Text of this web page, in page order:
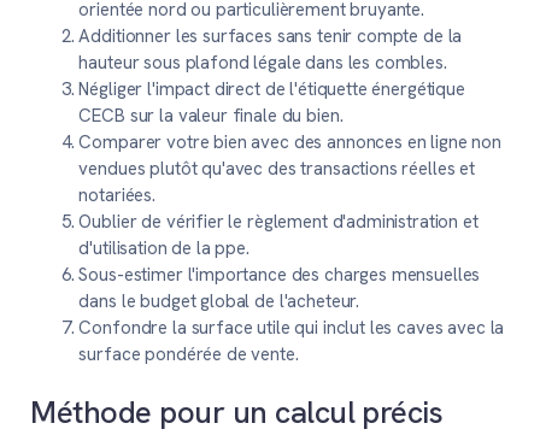
orientée nord ou particulièrement bruyante.
Additionner les surfaces sans tenir compte de la
hauteur sous plafond légale dans les combles.
Négliger l'impact direct de l'étiquette énergétique
CECB sur la valeur finale du bien.
Comparer votre bien avec des annonces en ligne non
vendues plutôt qu'avec des transactions réelles et
notariées.
Oublier de vérifier le règlement d'administration et
d'utilisation de la ppe.
Sous-estimer l'importance des charges mensuelles
dans le budget global de l'acheteur.
Confondre la surface utile qui inclut les caves avec la
surface pondérée de vente.
Méthode pour un calcul précis